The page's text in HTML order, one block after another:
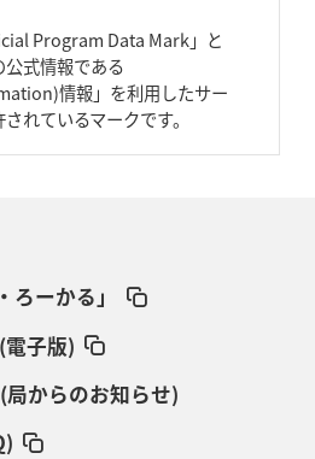
Program Data Mark」と
式情報である
情報」を利用したサー
れているマークです。
ーかる」
子版)
からのお知らせ)